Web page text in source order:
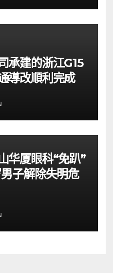
承建的浙江G15
導改順利完成
华厦眼科“免趴”
子解除失明危